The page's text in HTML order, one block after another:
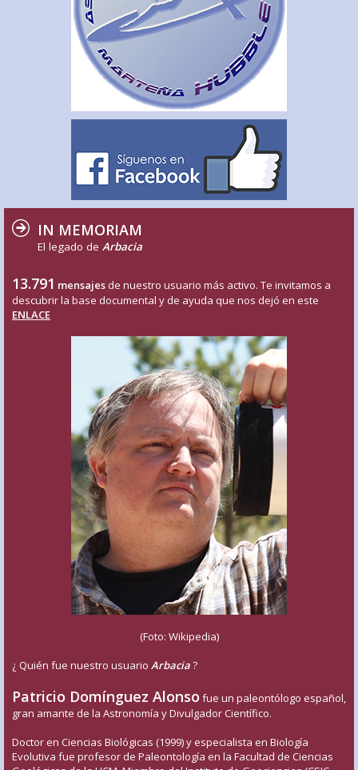
IN MEMORIAM
El legado de Arbacia
13.791 mensajes de nuestro usuario más activo. Te invitamos a
descubrir la base documental y de ayuda que nos dejó en este
ENLACE
(Foto: Wikipedia)
¿ Quién fue nuestro usuario Arbacia?
Patricio Domínguez Alonso fue un paleontólogo español,
gran amante de la Astronomía y Divulgador Científico.
Doctor en Ciencias Biológicas (1999) y especialista en Biología
Evolutiva fue profesor de Paleontología en la Facultad de Ciencias